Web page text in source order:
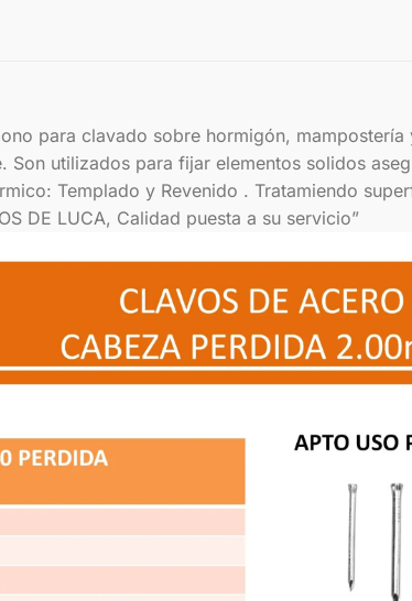
para clavado sobre hormigón,
Son utilizados para fijar elementos solidos
Templado y Revenido . Tratamiendo
DE LUCA, Calidad puesta a su servicio”